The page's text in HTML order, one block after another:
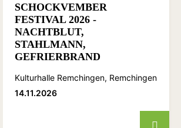
SCHOCKVEMBER
FESTIVAL 2026 -
NACHTBLUT,
STAHLMANN,
GEFRIERBRAND
Kulturhalle Remchingen, Remchingen
14.11.2026